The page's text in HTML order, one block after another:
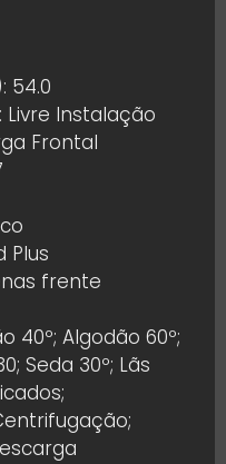
54.0
Instalação
Frontal
Plus
frente
40º; Algodão 60º;
Seda 30º; Lãs